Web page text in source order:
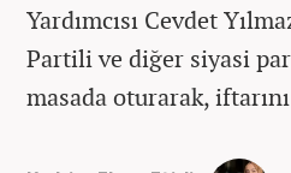
Yardımcısı Cevdet
Partili ve diğer siyasi
masada oturarak,